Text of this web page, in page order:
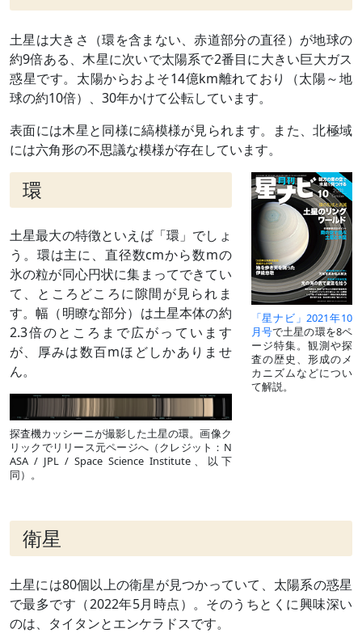
土星は大きさ（環を含まない、赤道部分の直径）が地球の
約9倍ある、木星に次いで太陽系で2番目に大きい巨大ガス
惑星です。太陽からおよそ14億km離れており（太陽～地
球の約10倍）、30年かけて公転しています。
表面には木星と同様に縞模様が見られます。また、北極域
には六角形の不思議な模様が存在しています。
環
土星最大の特徴といえば「環」でしょ
う。環は主に、直径数cmから数mの
氷の粒が同心円状に集まってできてい
て、ところどころに隙間が見られま
す。幅（明瞭な部分）は土星本体の約
2.3倍のところまで広がっています
が、厚みは数百mほどしかありませ
ん。
探査機カッシーニが撮影した土星の環。画像ク
リックでリリース元ページへ（クレジット：N
ASA / JPL / Space Science Institute、以下
同）。
「星ナビ」2021年10
月号で土星の環を8ペ
ージ特集。観測や探
査の歴史、形成のメ
カニズムなどについ
て解説。
衛星
土星には80個以上の衛星が見つかっていて、太陽系の惑星
で最多です（2022年5月時点）。そのうちとくに興味深い
のは、タイタンとエンケラドスです。